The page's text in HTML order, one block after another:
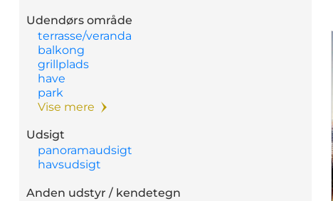
Udendørs område
terrasse/veranda
balkong
grillplads
have
park
Vise mere
Udsigt
panoramaudsigt
havsudsigt
Anden udstyr / kendetegn